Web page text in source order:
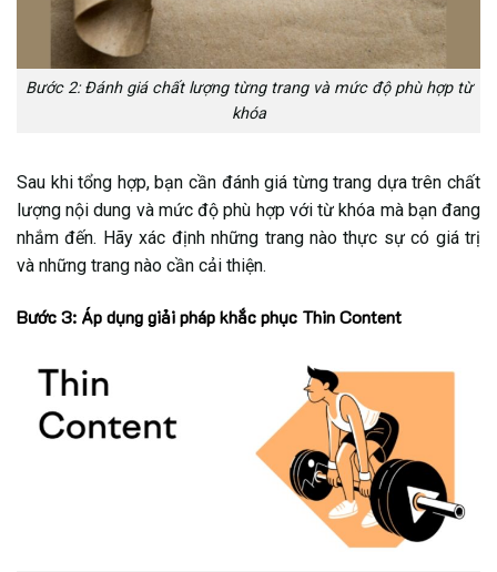
Bước 2: Đánh giá chất lượng từng trang và mức độ phù hợp từ
khóa
Sau khi tổng hợp, bạn cần đánh giá từng trang dựa trên chất
lượng nội dung và mức độ phù hợp với từ khóa mà bạn đang
nhắm đến. Hãy xác định những trang nào thực sự có giá trị
và những trang nào cần cải thiện.
Bước 3: Áp dụng giải pháp khắc phục Thin Content